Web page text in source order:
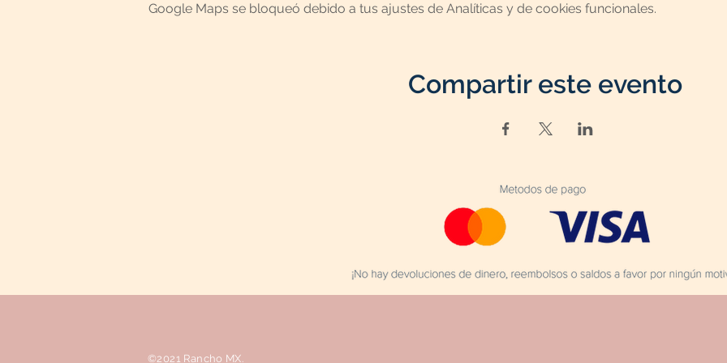
Google Maps se bloqueó debido a tus ajustes de Analíticas y de cookies funcionales.
Compartir este evento
©2021 Rancho MX.